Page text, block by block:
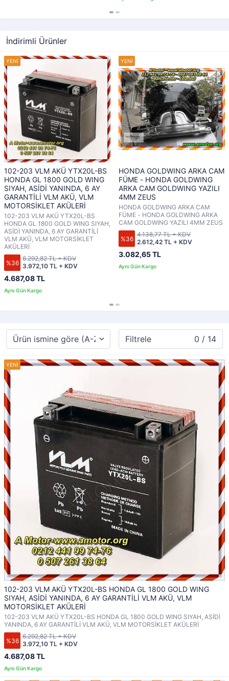
İndirimli Ürünler
102-203 VLM AKÜ YTX20L-BS
HONDA GL 1800 GOLD WING
SIYAH, ASİDİ YANINDA, 6 AY
GARANTİLİ VLM AKÜ, VLM
MOTORSİKLET AKÜLERİ
102-203 VLM AKÜ YTX20L-BS
HONDA GL 1800 GOLD WING SIYAH,
ASİDİ YANINDA, 6 AY GARANTİLİ
VLM AKÜ, VLM MOTORSİKLET
AKÜLERİ
%36
4.687,08 TL
3.972,10 TL + KDV
6.292,82 TL + KDV
HONDA GOLDWING ARKA CAM
FÜME - HONDA GOLDWING
ARKA CAM GOLDWING YAZILI
4MM ZEUS
HONDA GOLDWING ARKA CAM
FÜME - HONDA GOLDWING ARKA
CAM GOLDWING YAZILI 4MM ZEUS
%36
3.082,65 TL
2.612,42 TL + KDV
4.138,77 TL + KDV
Filtrele 0 / 14
102-203 VLM AKÜ YTX20L-BS HONDA GL 1800 GOLD WING
SIYAH, ASİDİ YANINDA, 6 AY GARANTİLİ VLM AKÜ, VLM
MOTORSİKLET AKÜLERİ
102-203 VLM AKÜ YTX20L-BS HONDA GL 1800 GOLD WING SIYAH, ASİDİ
YANINDA, 6 AY GARANTİLİ VLM AKÜ, VLM MOTORSİKLET AKÜLERİ
%36
4.687,08 TL
3.972,10 TL + KDV
6.292,82 TL + KDV